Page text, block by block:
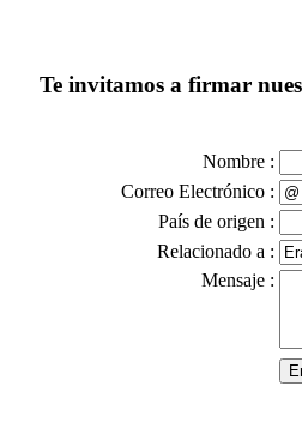
Te invitamos a firmar
Nombre :
Correo Electrónico :
País de origen :
Relacionado a :
Mensaje :